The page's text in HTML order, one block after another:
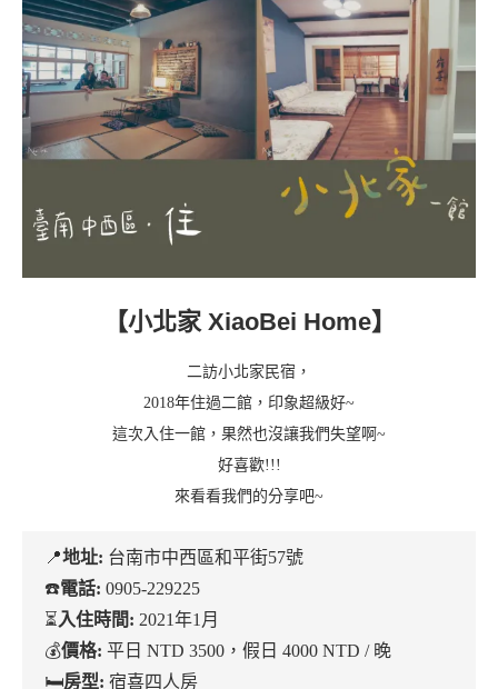
【小北家 XiaoBei Home】
二訪小北家民宿，
2018年住過二館，印象超級好~
這次入住一館，果然也沒讓我們失望啊~
好喜歡!!!
來看看我們的分享吧~
📍地址: 台南市中西區和平街57號
☎️電話: 0905-229225
⏳ 入住時間: 2021年1月
💰價格: 平日 NTD 3500，假日 4000 NTD / 晚
🛏房型: 宿喜四人房